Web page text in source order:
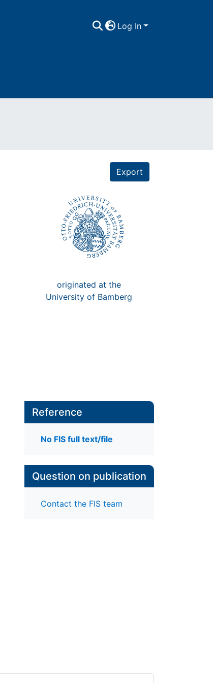
Log In
Export
originated at the
University of Bamberg
Reference
No FIS full text/file
Question on publication
Contact the FIS team